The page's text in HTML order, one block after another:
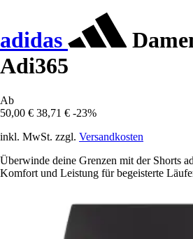
adidas
Adi365
Ab
50,00 € 38,71 € -23%
inkl. MwSt. zzgl. Versandkosten
Überwinde deine Grenzen mit der Shorts
Komfort und Leistung für begeisterte